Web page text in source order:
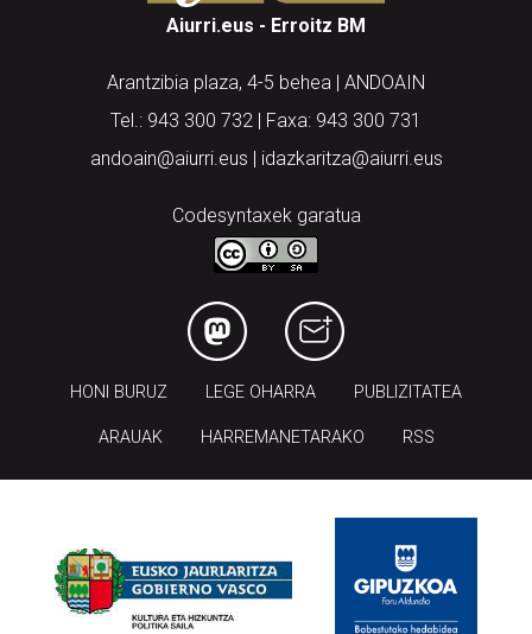
Aiurri.eus - Erroitz BM
Arantzibia plaza, 4-5 behea | ANDOAIN
Tel.: 943 300 732 | Faxa: 943 300 731
andoain@aiurri.eus | idazkaritza@aiurri.eus
Codesyntaxek garatua
HONI BURUZ LEGE OHARRA PUBLIZITATEA
ARAUAK HARREMANETARAKO RSS